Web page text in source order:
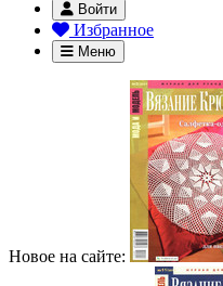
Войти
Избранное
Меню
Новое на сайте: